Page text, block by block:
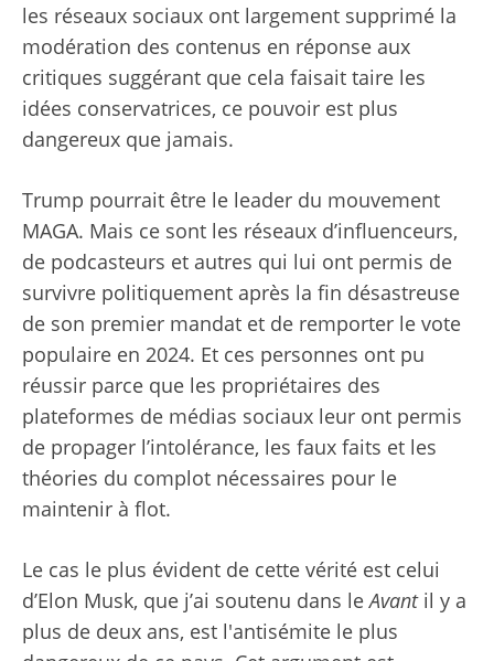
les réseaux sociaux ont largement supprimé la
modération des contenus en réponse aux
critiques suggérant que cela faisait taire les
idées conservatrices, ce pouvoir est plus
dangereux que jamais.
Trump pourrait être le leader du mouvement
MAGA. Mais ce sont les réseaux d’influenceurs,
de podcasteurs et autres qui lui ont permis de
survivre politiquement après la fin désastreuse
de son premier mandat et de remporter le vote
populaire en 2024. Et ces personnes ont pu
réussir parce que les propriétaires des
plateformes de médias sociaux leur ont permis
de propager l’intolérance, les faux faits et les
théories du complot nécessaires pour le
maintenir à flot.
Le cas le plus évident de cette vérité est celui
d’Elon Musk, que j’ai soutenu dans leAvantil y a
plus de deux ans, est l'antisémite le plus